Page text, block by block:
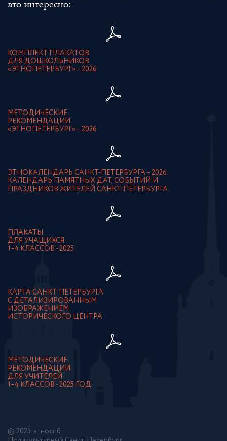
это интересно:
КОМПЛЕКТ ПЛАКАТОВ
ДЛЯ ДОШКОЛЬНИКОВ
«ЭТНОПЕТЕРБУРГ» – 2026
МЕТОДИЧЕСКИЕ
РЕКОМЕНДАЦИИ
«ЭТНОПЕТЕРБУРГ» – 2026
ЭТНОКАЛЕНДАРЬ САНКТ-ПЕТЕРБУРГА – 2026.
КАЛЕНДАРЬ ПАМЯТНЫХ ДАТ, СОБЫТИЙ И
ПРАЗДНИКОВ ЖИТЕЛЕЙ САНКТ-ПЕТЕРБУРГА
ПЛАКАТЫ
ДЛЯ УЧАЩИХСЯ
1–4 КЛАССОВ - 2025
КАРТА САНКТ-ПЕТЕРБУРГА
С ДЕТАЛИЗИРОВАННЫМ
ИЗОБРАЖЕНИЕМ
ИСТОРИЧЕСКОГО ЦЕНТРА
МЕТОДИЧЕСКИЕ
РЕКОМЕНДАЦИИ
ДЛЯ УЧИТЕЛЕЙ
1–4 КЛАССОВ - 2025 ГОД
© 2025. этноспб